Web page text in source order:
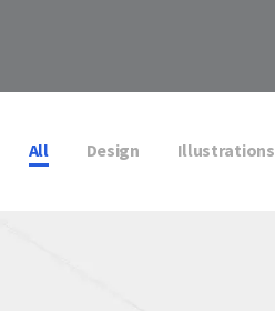
All Design Illustrations